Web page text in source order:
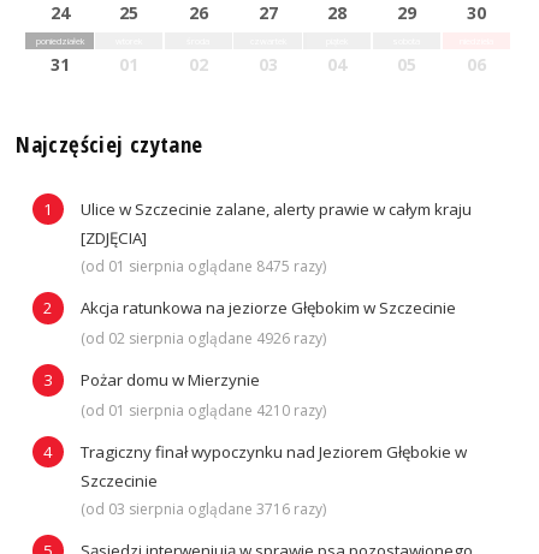
24 25 26 27 28 29 30
poniedziałek
31 01 02 03 04 05 06
Najczęściej czytane
Ulice w Szczecinie zalane, alerty prawie w całym kraju
[ZDJĘCIA]
(od 01 sierpnia oglądane 8475 razy)
Akcja ratunkowa na jeziorze Głębokim w Szczecinie
(od 02 sierpnia oglądane 4926 razy)
Pożar domu w Mierzynie
(od 01 sierpnia oglądane 4210 razy)
Tragiczny finał wypoczynku nad Jeziorem Głębokie w
Szczecinie
(od 03 sierpnia oglądane 3716 razy)